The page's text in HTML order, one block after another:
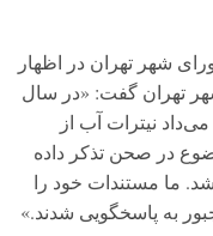
شهر تهران در اظهار
تهران گفت: «در سال
نیترات آب از
در صحن تذکر داده
ما مستندات خود را
به پاسخگویی شدند.»